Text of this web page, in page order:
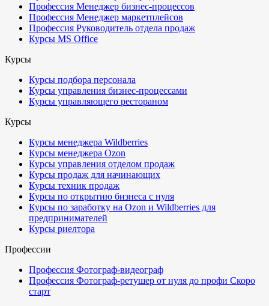
Профессия Менеджер бизнес-процессов
Профессия Менеджер маркетплейсов
Профессия Руководитель отдела продаж
Курсы MS Office
Курсы
Курсы подбора персонала
Курсы управления бизнес-процессами
Курсы управляющего рестораном
Курсы
Курсы менеджера Wildberries
Курсы менеджера Ozon
Курсы управления отделом продаж
Курсы продаж для начинающих
Курсы техник продаж
Курсы по открытию бизнеса с нуля
Курсы по заработку на Ozon и Wildberries для
предпринимателей
Курсы риелтора
Профессии
Профессия Фотограф-видеограф
Профессия Фотограф-ретушер от нуля до профи Скоро
старт